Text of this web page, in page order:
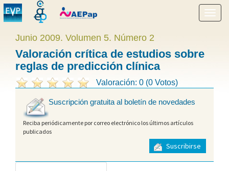
menú
Junio 2009. Volumen 5. Número 2
Valoración crítica de estudios sobre
reglas de predicción clínica
Valoración: 0 (0 Votos)
Suscripción gratuita al boletín de novedades
Reciba periódicamente por correo electrónico los últimos artículos
publicados
Suscribirse